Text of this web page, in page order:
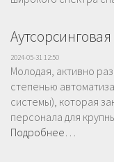
2024-05-31 12:50
Молодая, активно
степенью
системы), которая
персонала для
Подробнее…